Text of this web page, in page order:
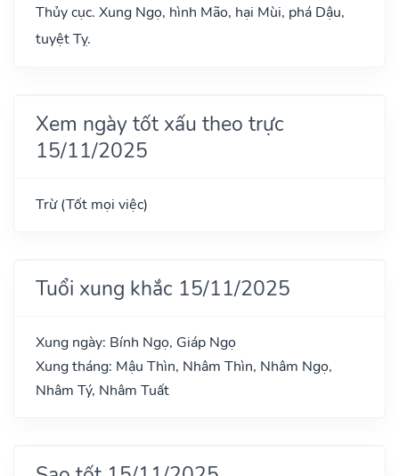
Thủy cục. Xung Ngọ, hình Mão, hại Mùi, phá Dậu,
tuyệt Tỵ.
Xem ngày tốt xấu theo trực
15/11/2025
Trừ (Tốt mọi việc)
Tuổi xung khắc 15/11/2025
Xung ngày: Bính Ngọ, Giáp Ngọ
Xung tháng: Mậu Thìn, Nhâm Thìn, Nhâm Ngọ,
Nhâm Tý, Nhâm Tuất